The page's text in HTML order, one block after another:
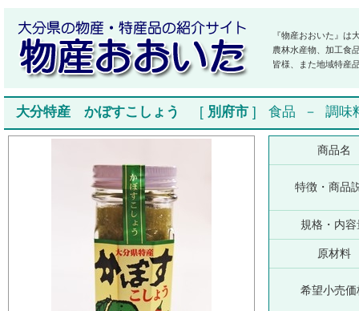
『物産おおいた』は
農林水産物、加工食
皆様、また地域特産
大分特産 かぼすこしょう [ 別府市 ] 食品 － 調味
商品名
特徴・商品
規格・内容
原材料
希望小売価